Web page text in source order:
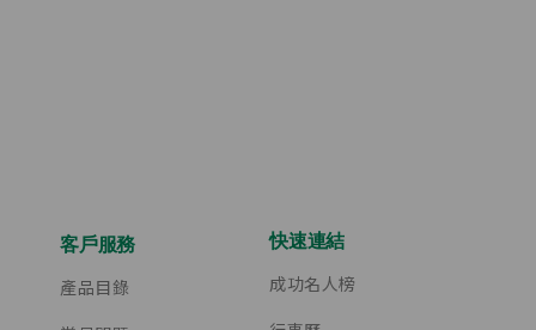
客戶服務
產品目錄
快速連結
成功名人榜